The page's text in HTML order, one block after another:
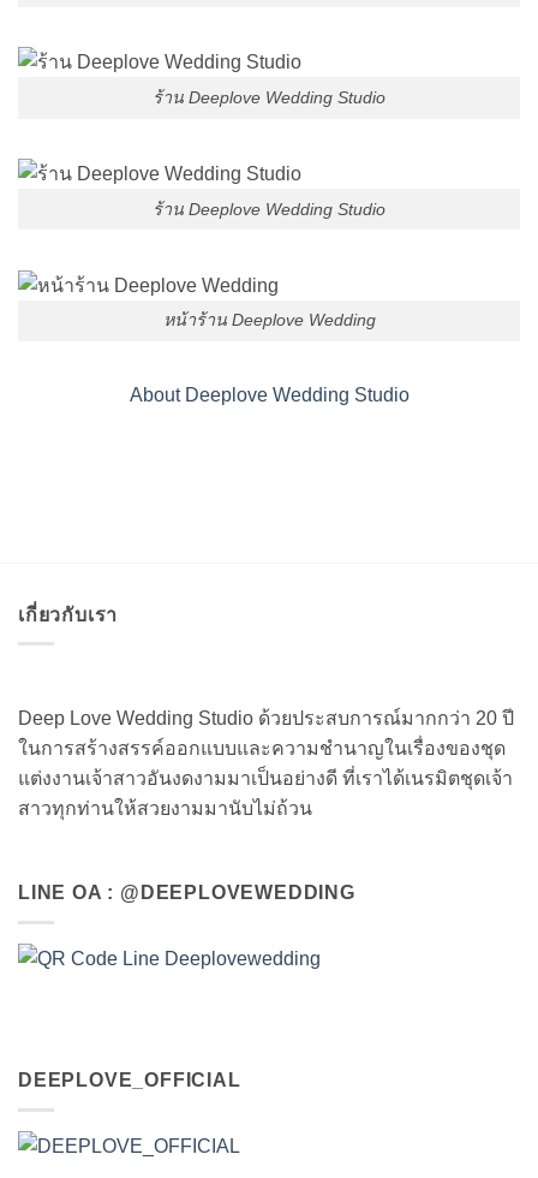
ร้าน Deeplove Wedding Studio
ร้าน Deeplove Wedding Studio
หน้าร้าน Deeplove Wedding
About Deeplove Wedding Studio
เกี่ยวกับเรา
Deep Love Wedding Studio ด้วยประสบการณ์มากกว่า 20 ปี
ในการสร้างสรรค์ออกแบบและความชำนาญในเรื่องของชุด
แต่งงานเจ้าสาวอันงดงามมาเป็นอย่างดี ที่เราได้เนรมิตชุดเจ้า
สาวทุกท่านให้สวยงามมานับไม่ถ้วน
LINE OA : @DEEPLOVEWEDDING
DEEPLOVE_OFFICIAL